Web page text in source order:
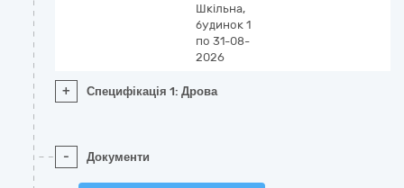
Шкільна,
будинок 1
по 31-08-
2026
+ Специфікація 1: Дрова
- Документи